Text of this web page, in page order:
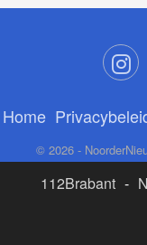
Home
© 2026 -
112Brabant -